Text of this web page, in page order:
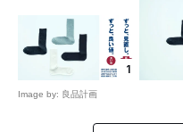
1
Image by: 良品計画